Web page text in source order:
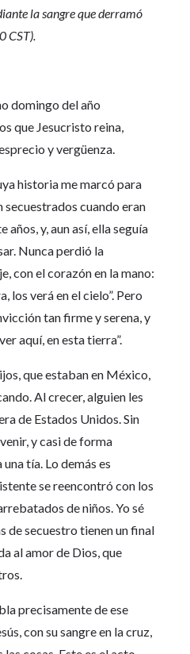
la sangre que derramó
CST).
domingo del año
que Jesucristo reina,
y vergüenza.
historia me marcó para
secuestrados cuando eran
años, y, aun así, ella seguía
Nunca perdió la
con el corazón en la mano:
los verá en el cielo”. Pero
tan firme y serena, y
aquí, en esta tierra”.
que estaban en México,
Al crecer, alguien les
de Estados Unidos. Sin
y casi de forma
tía. Lo demás es
se reencontró con los
de niños. Yo sé
de secuestro tienen un final
al amor de Dios, que
precisamente de ese
con su sangre en la cruz,